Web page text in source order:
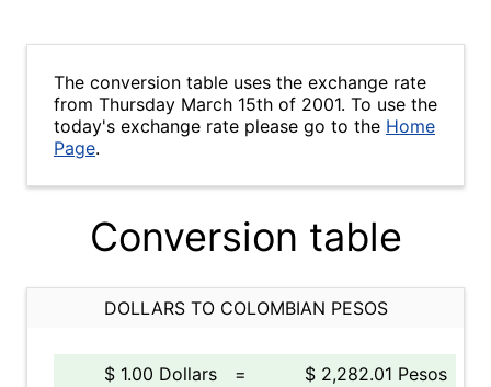
The conversion table uses the exchange rate
from Thursday March 15th of 2001. To use the
today's exchange rate please go to the Home
Page.
Conversion table
DOLLARS TO COLOMBIAN PESOS
$ 1.00 Dollars =
$ 2,282.01 Pesos